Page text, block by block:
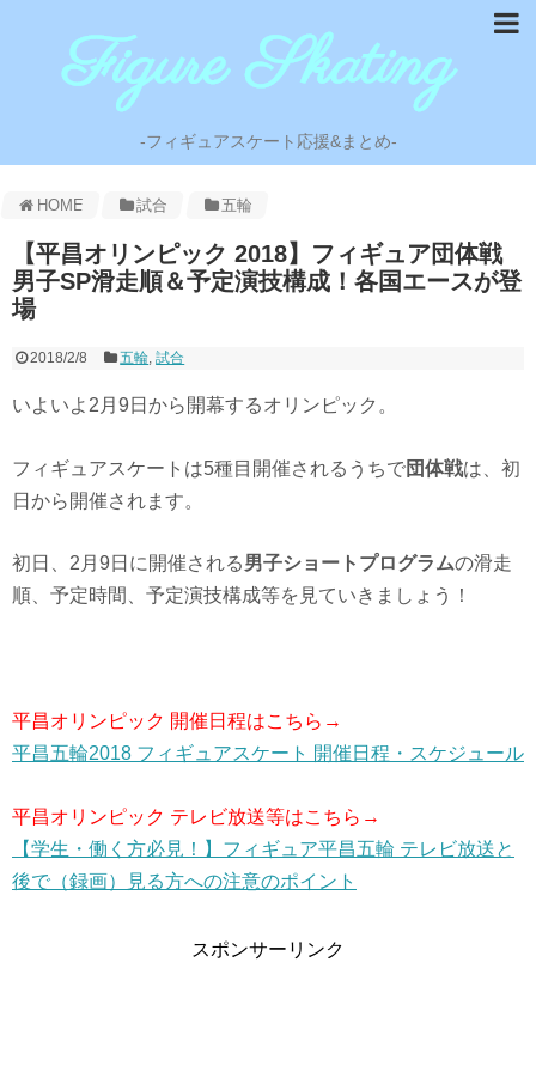
-フィギュアスケート応援&まとめ-
HOME 試合 五輪
【平昌オリンピック 2018】フィギュア団体戦
男子SP滑走順＆予定演技構成！各国エースが登
場
2018/2/8 五輪,試合
いよいよ2月9日から開幕するオリンピック。
フィギュアスケートは5種目開催されるうちで団体戦は、初
日から開催されます。
初日、2月9日に開催される男子ショートプログラムの滑走
順、予定時間、予定演技構成等を見ていきましょう！
平昌オリンピック 開催日程はこちら→
平昌五輪2018 フィギュアスケート 開催日程・スケジュール
平昌オリンピック テレビ放送等はこちら→
【学生・働く方必見！】フィギュア平昌五輪 テレビ放送と
後で（録画）見る方への注意のポイント
スポンサーリンク